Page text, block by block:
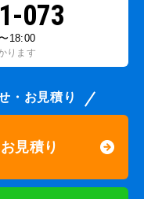
073
18:00
ります
・お見積り
見積り